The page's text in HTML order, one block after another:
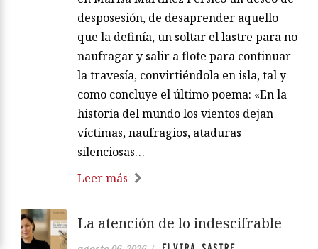
desposesión, de desaprender aquello
que la definía, un soltar el lastre para no
naufragar y salir a flote para continuar
la travesía, convirtiéndola en isla, tal y
como concluye el último poema: «En la
historia del mundo los vientos dejan
víctimas, naufragios, ataduras
silenciosas…
Leer más
La atención de lo indescifrable